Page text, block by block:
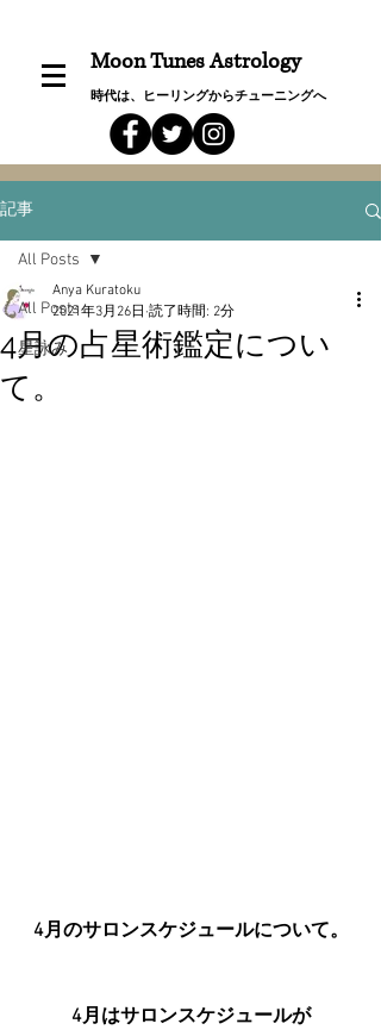
Moon Tunes Astrology
時代は、ヒーリングからチューニングへ
記事
All Posts
星詠み
All Posts
4月の占星術鑑定につい
て。
Anya Kuratoku
2021年3月26日 読了時間: 2分
4月のサロンスケジュールについて。
4月はサロンスケジュールが